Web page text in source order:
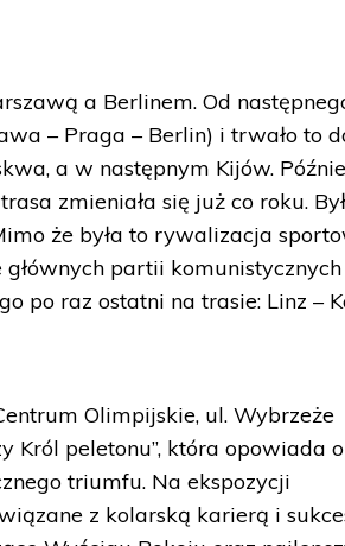
a Berlinem. Od
– Praga – Berlin) i trwało to
a w następnym Kijów.
zmieniała się już co roku.
że była to rywalizacja
partii
po raz ostatni na trasie: Linz –
Olimpijskie, ul. Wybrzeże
Król peletonu”, która opowiada o
triumfu. Na ekspozycji
z kolarską karierą i